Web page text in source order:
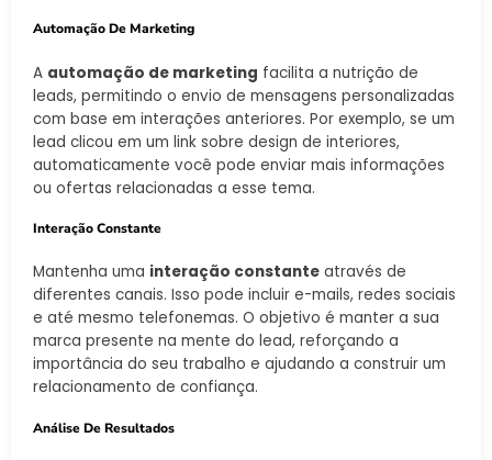
Automação De Marketing
A automação de marketing facilita a nutrição de
leads, permitindo o envio de mensagens personalizadas
com base em interações anteriores. Por exemplo, se um
lead clicou em um link sobre design de interiores,
automaticamente você pode enviar mais informações
ou ofertas relacionadas a esse tema.
Interação Constante
Mantenha uma interação constante através de
diferentes canais. Isso pode incluir e-mails, redes sociais
e até mesmo telefonemas. O objetivo é manter a sua
marca presente na mente do lead, reforçando a
importância do seu trabalho e ajudando a construir um
relacionamento de confiança.
Análise De Resultados